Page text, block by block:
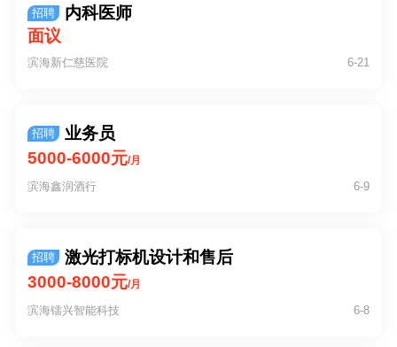
招聘
内科医师
面议
滨海新仁慈医院 6-21
招聘
业务员
5000-6000元/月
滨海鑫润酒行 6-9
招聘
激光打标机设计和售后
3000-8000元/月
滨海镭兴智能科技 6-8